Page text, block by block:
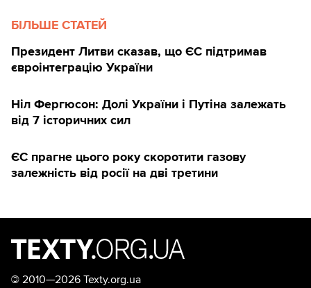
БІЛЬШЕ СТАТЕЙ
Президент Литви сказав, що ЄС підтримав
євроінтеграцію України
Ніл Фергюсон: Долі України і Путіна залежать
від 7 історичних сил
ЄС прагне цього року скоротити газову
залежність від росії на дві третини
© 2010—2026 Texty.org.ua